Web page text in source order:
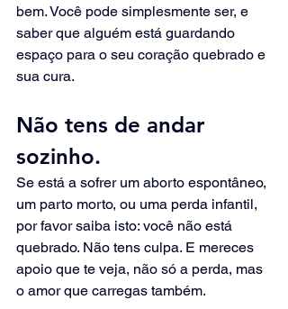
bem. Você pode simplesmente ser, e
saber que alguém está guardando
espaço para o seu coração quebrado e
sua cura.
Não tens de andar
sozinho.
Se está a sofrer um aborto espontâneo,
um parto morto, ou uma perda infantil,
por favor saiba isto: você não está
quebrado. Não tens culpa. E mereces
apoio que te veja, não só a perda, mas
o amor que carregas também.